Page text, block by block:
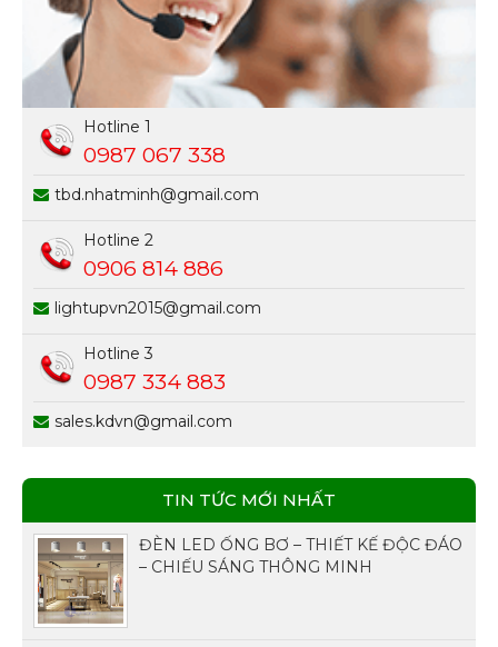
Hotline 1
0987 067 338
tbd.nhatminh@gmail.com
Hotline 2
0906 814 886
lightupvn2015@gmail.com
Hotline 3
0987 334 883
sales.kdvn@gmail.com
TIN TỨC MỚI NHẤT
ĐÈN LED ỐNG BƠ – THIẾT KẾ ĐỘC ĐÁO
– CHIẾU SÁNG THÔNG MINH